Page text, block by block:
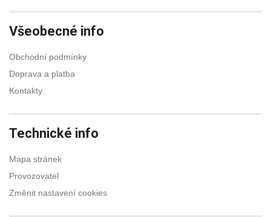
Všeobecné info
Obchodní podmínky
Doprava a platba
Kontakty
Technické info
Mapa stránek
Provozovatel
Změnit nastavení cookies